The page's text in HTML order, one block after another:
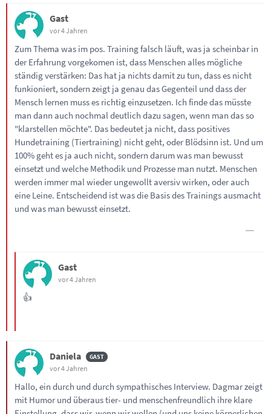
Gast
vor 4 Jahren
Zum Thema was im pos. Training falsch läuft, was ja scheinbar in
der Erfahrung vorgekomen ist, dass Menschen alles mögliche
ständig verstärken: Das hat ja nichts damit zu tun, dass es nicht
funkioniert, sondern zeigt ja genau das Gegenteil und dass der
Mensch lernen muss es richtig einzusetzen. Ich finde das müsste
man dann auch nochmal deutlich dazu sagen, wenn man das so
"klarstellen möchte". Das bedeutet ja nicht, dass positives
Hundetraining (Tiertraining) nicht geht, oder Blödsinn ist. Und um
100% geht es ja auch nicht, sondern darum was man bewusst
einsetzt und welche Methodik und Prozesse man nutzt. Menschen
werden immer mal wieder ungewollt aversiv wirken, oder auch
eine Leine. Entscheidend ist was die Basis des Trainings ausmacht
und was man bewusst einsetzt.
Gast
vor 4 Jahren
👍
Daniela
vor 4 Jahren
Hallo, ein durch und durch sympathisches Interview. Dagmar zeigt
mit Humor und überaus tier- und menschenfreundlich ihre klare